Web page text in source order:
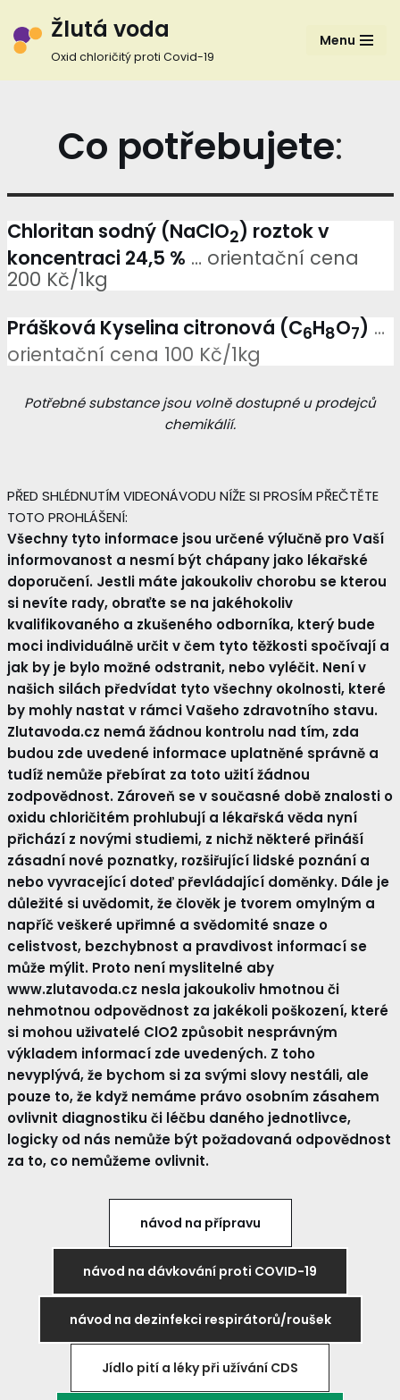
Přeskočit
Žlutá voda
Oxid chloričitý proti Covid-19
Menu
Co potřebujete:
Chloritan sodný (NaClO2) roztok v
koncentraci 24,5 % … orientační cena
200 Kč/1kg
Prášková Kyselina citronová (C6H8O7) …
orientační cena 100 Kč/1kg
Potřebné substance jsou volně dostupné u prodejců
chemikálií.
PŘED SHLÉDNUTÍM VIDEONÁVODU NÍŽE SI PROSÍM PŘEČTĚTE
TOTO PROHLÁŠENÍ:
Všechny tyto informace jsou určené výlučně pro Vaší
informovanost a nesmí být chápany jako lékařské
doporučení. Jestli máte jakoukoliv chorobu se kterou
si nevíte rady, obraťte se na jakéhokoliv
kvalifikovaného a zkušeného odborníka, který bude
moci individuálně určit v čem tyto těžkosti spočívají a
jak by je bylo možné odstranit, nebo vyléčit. Není v
našich silách předvídat tyto všechny okolnosti, které
by mohly nastat v rámci Vašeho zdravotního stavu.
Zlutavoda.cz nemá žádnou kontrolu nad tím, zda
budou zde uvedené informace uplatněné správně a
tudíž nemůže přebírat za toto užití žádnou
zodpovědnost. Zároveň se v současné době znalosti o
oxidu chloričitém prohlubují a lékařská věda nyní
přichází z novými studiemi, z nichž některé přináší
zásadní nové poznatky, rozšiřující lidské poznání a
nebo vyvracející doteď převládající doměnky. Dále je
důležité si uvědomit, že člověk je tvorem omylným a
napříč veškeré upřimné a svědomité snaze o
celistvost, bezchybnost a pravdivost informací se
může mýlit. Proto není myslitelné aby
www.zlutavoda.cz nesla jakoukoliv hmotnou či
nehmotnou odpovědnost za jakékoli poškození, které
si mohou uživatelé ClO2 způsobit nesprávným
výkladem informací zde uvedených. Z toho
nevyplývá, že bychom si za svými slovy nestáli, ale
pouze to, že když nemáme právo osobním zásahem
ovlivnit diagnostiku či léčbu daného jednotlivce,
logicky od nás nemůže být požadovaná odpovědnost
za to, co nemůžeme ovlivnit.
návod na přípravu
návod na dávkování proti COVID-19
návod na dezinfekci respirátorů/roušek
Jídlo pití a léky při užívání CDS